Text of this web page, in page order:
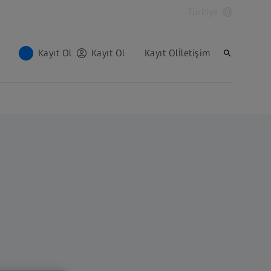
Kayıt Ol Kayıt Ol Kayıt Olİletişim